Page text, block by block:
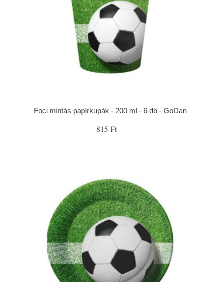
Foci mintás papírkupák - 200 ml - 6 db - GoDan
815 Ft